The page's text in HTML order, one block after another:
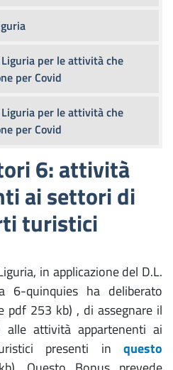
6: attività
ai settori di
turistici
in applicazione del D.L.
quinquies ha deliberato
pdf 253 kb) , di assegnare il
attività appartenenti ai
presenti in questo
per le attività che
per Covid
per le attività che
per Covid